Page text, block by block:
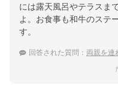
には露天風呂やテラスま
よ。お食事も和牛のステ
す。
回答された質問： 両親を連れ